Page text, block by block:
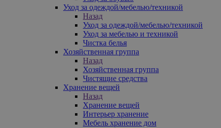
Уход за одеждой/мебелью/техникой
Назад
Уход за одеждой/мебелью/техникой
Уход за мебелью и техникой
Чистка белья
Хозяйственная группа
Назад
Хозяйственная группа
Чистящие средства
Хранение вещей
Назад
Хранение вещей
Интерьер хранение
Мебель хранение дом